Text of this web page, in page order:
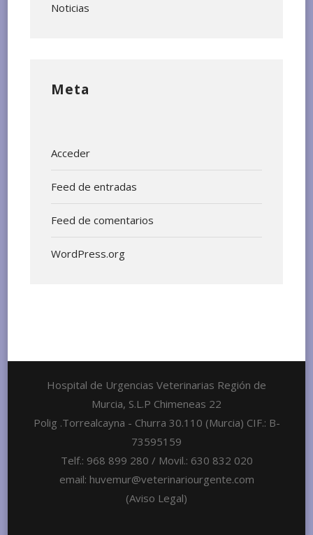
Noticias
Meta
Acceder
Feed de entradas
Feed de comentarios
WordPress.org
Hospital de Urgencias Veterinarias Región de
Murcia, S.L.P Chimeneas 22
Polig .Torrealcayna - Churra 30.110 (Murcia) CIF.: B-
73595159
Telf.: 968 899 280 / Movil.: 630 832 020
email: huvemur@veterinariourgente.com
(Aviso Legal)